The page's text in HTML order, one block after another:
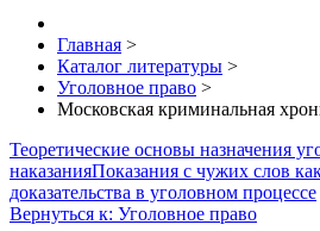
Главная >
Каталог литературы >
Уголовное право >
Московская криминальная
Теоретические основы назначения
наказанияПоказания с чужих слов
доказательства в уголовном процессе
Вернуться к: Уголовное право